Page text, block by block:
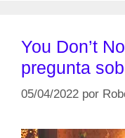
You Don’t
pregunta
05/04/2022 por